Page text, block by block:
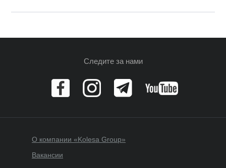
Следите за нами
О компании «Kolesa Group»
Вакансии